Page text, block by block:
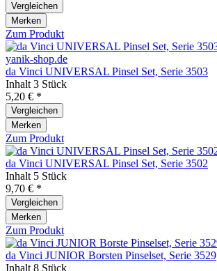
Vergleichen
Merken
Zum Produkt
da Vinci UNIVERSAL Pinsel Set, Serie 3503
Inhalt 3 Stück
5,20 € *
Vergleichen
Merken
Zum Produkt
da Vinci UNIVERSAL Pinsel Set, Serie 3502
Inhalt 5 Stück
9,70 € *
Vergleichen
Merken
Zum Produkt
da Vinci JUNIOR Borsten Pinselset, Serie 3529
Inhalt 8 Stück